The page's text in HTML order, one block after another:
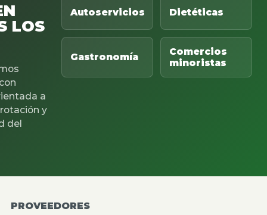
LOS
a
y
del
Autoservicios Dietéticas
Gastronomía
Comercios
minoristas
PROVEEDORES